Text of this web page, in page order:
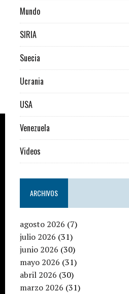
Mundo
SIRIA
Suecia
Ucrania
USA
Venezuela
Videos
ARCHIVOS
agosto 2026 (7)
julio 2026 (31)
junio 2026 (30)
mayo 2026 (31)
abril 2026 (30)
marzo 2026 (31)